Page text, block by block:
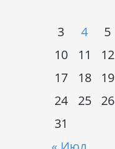
3
4 5
10
11 12
17
18 19
24
25 26
31